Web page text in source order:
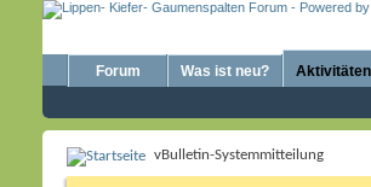
Forum Was ist neu? Aktivitäten
vBulletin-Systemmitteilung